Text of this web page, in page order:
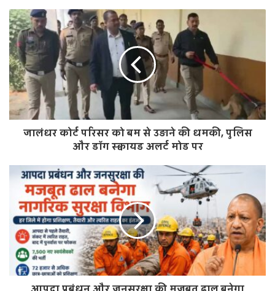
b
s
i
t
e
जालंधर कोर्ट परिसर को बम से उड़ाने की धमकी, पुलिस
और डॉग स्क्वायड अलर्ट मोड पर